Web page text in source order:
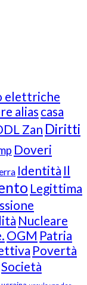
elettriche
alias casa
Zan Diritti
Doveri
Identità Il
Legittima
Nucleare
OGM Patria
Povertà
Società